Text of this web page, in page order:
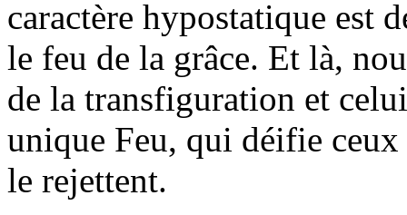
caractère hypostatique est
le feu de la grâce. Et là,
de la transfiguration et
unique Feu, qui déifie
le rejettent.